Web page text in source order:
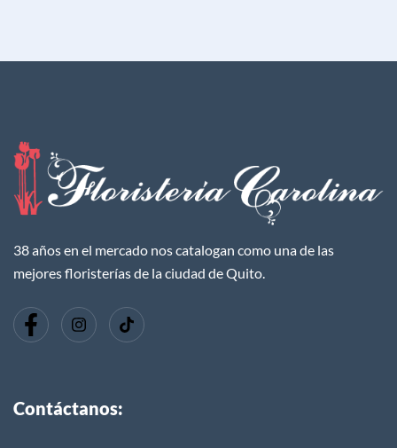
38 años en el mercado nos catalogan como una de las
mejores floristerías de la ciudad de Quito.
Contáctanos: